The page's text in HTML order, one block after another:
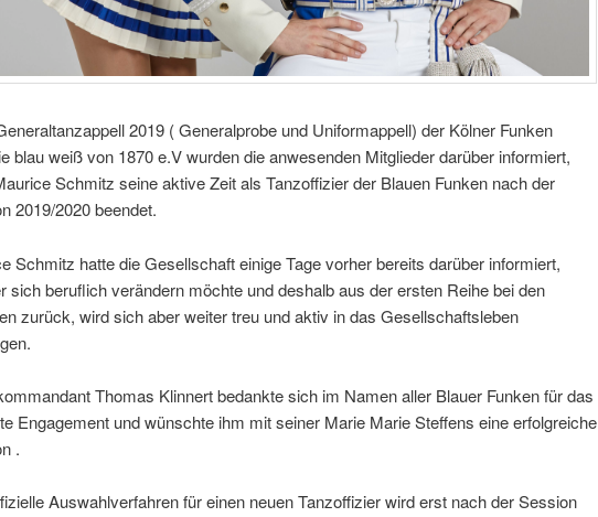
2019 ( Generalprobe und Uniformappell) der Kölner Funken
blau weiß von 1870 e.V wurden die anwesenden Mitglieder darüber informiert,
Schmitz seine aktive Zeit als Tanzoffizier der Blauen Funken nach der
2019/2020 beendet.
Schmitz hatte die Gesellschaft einige Tage vorher bereits darüber informiert,
sich beruflich verändern möchte und deshalb aus der ersten Reihe bei den
zurück, wird sich aber weiter treu und aktiv in das Gesellschaftsleben
Thomas Klinnert bedankte sich im Namen aller Blauer Funken für das
Engagement und wünschte ihm mit seiner Marie Marie Steffens eine erfolgreiche
.
Auswahlverfahren für einen neuen Tanzoffizier wird erst nach der Session